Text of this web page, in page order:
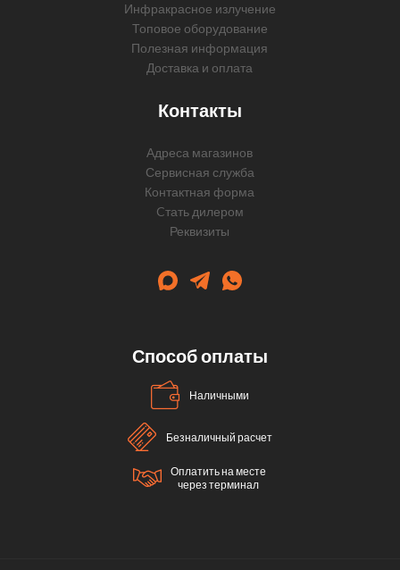
Инфракрасное излучение
Топовое оборудование
Полезная информация
Доставка и оплата
Контакты
Адреса магазинов
Сервисная служба
Контактная форма
Cтать дилером
Реквизиты
Способ оплаты
Наличными
Безналичный расчет
Оплатить на месте
через терминал